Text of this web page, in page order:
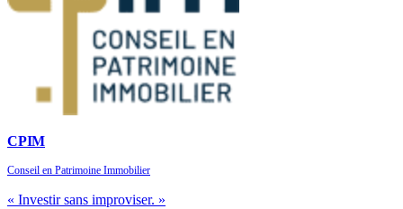
CPIM
Conseil en Patrimoine Immobilier
« Investir sans improviser. »